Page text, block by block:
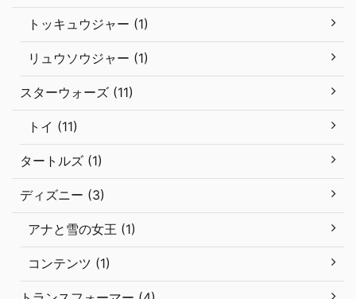
トッキュウジャー (1)
リュウソウジャー (1)
スターウォーズ (11)
トイ (11)
タートルズ (1)
ディズニー (3)
アナと雪の女王 (1)
コンテンツ (1)